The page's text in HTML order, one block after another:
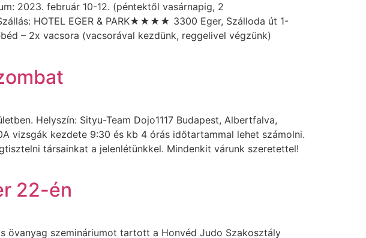
2023. február 10-12. (péntektől vasárnapig, 2
HOTEL EGER & PARK★★★★ 3300 Eger, Szálloda út 1-
– 2x vacsora (vacsorával kezdünk, reggelivel végzünk)
Helyszín: Sityu-Team Dojo1117 Budapest, Albertfalva,
vizsgák kezdete 9:30 és kb 4 órás időtartammal lehet számolni.
társainkat a jelenlétünkkel. Mindenkit várunk szeretettel!
22-én
övanyag szemináriumot tartott a Honvéd Judo Szakosztály